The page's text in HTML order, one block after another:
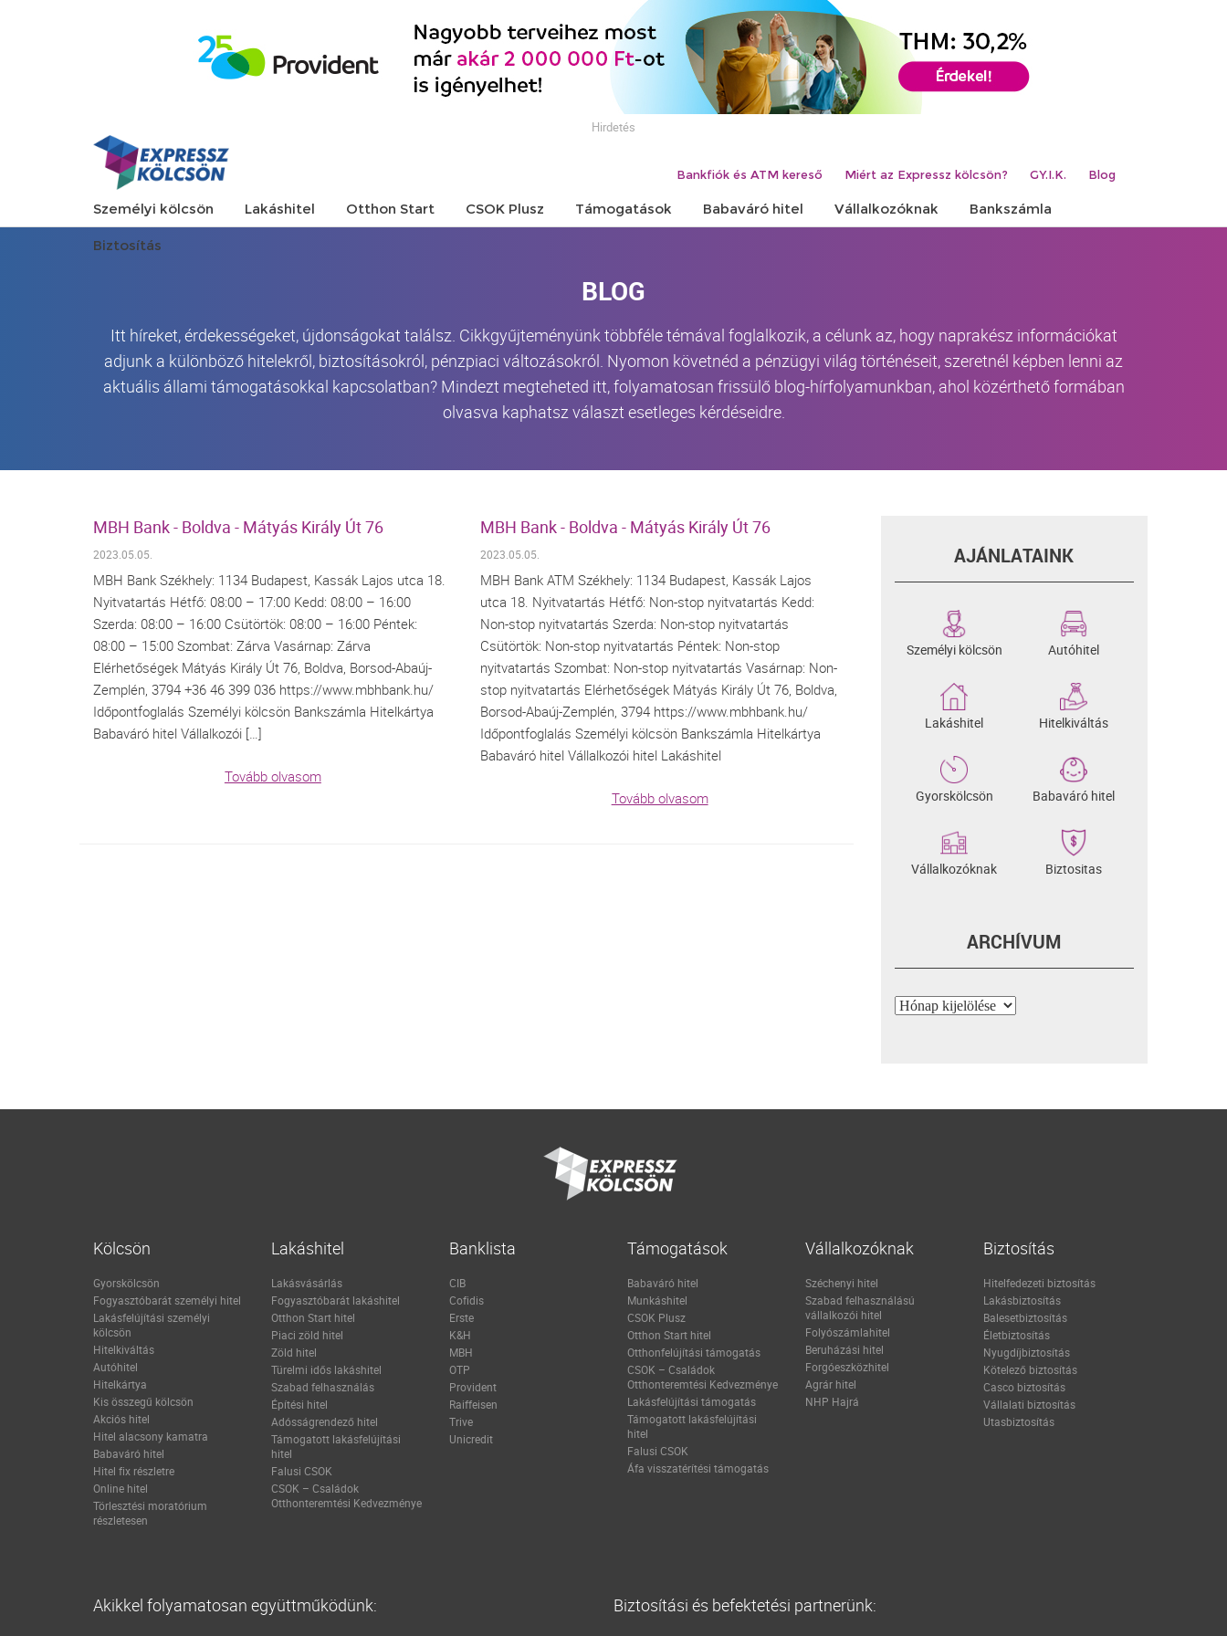
Hirdetés
Bankfiók és ATM kereső Miért az Expressz kölcsön? GY.I.K. Blog
Személyi kölcsön Lakáshitel Otthon Start CSOK Plusz Támogatások Babaváró hitel Vállalkozóknak Bankszámla
Biztosítás
BLOG
Itt híreket, érdekességeket, újdonságokat találsz. Cikkgyűjteményünk többféle témával foglalkozik, a célunk az, hogy naprakész információkat
adjunk a különböző hitelekről, biztosításokról, pénzpiaci változásokról. Nyomon követnéd a pénzügyi világ történéseit, szeretnél képben lenni az
aktuális állami támogatásokkal kapcsolatban? Mindezt megteheted itt, folyamatosan frissülő blog-hírfolyamunkban, ahol közérthető formában
olvasva kaphatsz választ esetleges kérdéseidre.
MBH Bank - Boldva - Mátyás Király Út 76
2023.05.05.
MBH Bank Székhely: 1134 Budapest, Kassák Lajos utca 18.
Nyitvatartás Hétfő: 08:00 – 17:00 Kedd: 08:00 – 16:00
Szerda: 08:00 – 16:00 Csütörtök: 08:00 – 16:00 Péntek:
08:00 – 15:00 Szombat: Zárva Vasárnap: Zárva
Elérhetőségek Mátyás Király Út 76, Boldva, Borsod-Abaúj-
Zemplén, 3794 +36 46 399 036 https://www.mbhbank.hu/
Időpontfoglalás Személyi kölcsön Bankszámla Hitelkártya
Babaváró hitel Vállalkozói […]
Tovább olvasom
MBH Bank - Boldva - Mátyás Király Út 76
2023.05.05.
MBH Bank ATM Székhely: 1134 Budapest, Kassák Lajos
utca 18. Nyitvatartás Hétfő: Non-stop nyitvatartás Kedd:
Non-stop nyitvatartás Szerda: Non-stop nyitvatartás
Csütörtök: Non-stop nyitvatartás Péntek: Non-stop
nyitvatartás Szombat: Non-stop nyitvatartás Vasárnap: Non-
stop nyitvatartás Elérhetőségek Mátyás Király Út 76, Boldva,
Borsod-Abaúj-Zemplén, 3794 https://www.mbhbank.hu/
Időpontfoglalás Személyi kölcsön Bankszámla Hitelkártya
Babaváró hitel Vállalkozói hitel Lakáshitel
Tovább olvasom
AJÁNLATAINK
Személyi kölcsön Autóhitel
Lakáshitel Hitelkiváltás
Gyorskölcsön Babaváró hitel
Vállalkozóknak Biztositas
ARCHÍVUM
Archívum
Kölcsön
Gyorskölcsön
Fogyasztóbarát személyi hitel
Lakásfelújítási személyi
kölcsön
Hitelkiváltás
Autóhitel
Hitelkártya
Kis összegű kölcsön
Akciós hitel
Hitel alacsony kamatra
Babaváró hitel
Hitel fix részletre
Online hitel
Törlesztési moratórium
részletesen
Lakáshitel
Lakásvásárlás
Fogyasztóbarát lakáshitel
Otthon Start hitel
Piaci zöld hitel
Zöld hitel
Türelmi idős lakáshitel
Szabad felhasználás
Építési hitel
Adósságrendező hitel
Támogatott lakásfelújítási
hitel
Falusi CSOK
CSOK – Családok
Otthonteremtési Kedvezménye
Banklista
CIB
Cofidis
Erste
K&H
MBH
OTP
Provident
Raiffeisen
Trive
Unicredit
Támogatások
Babaváró hitel
Munkáshitel
CSOK Plusz
Otthon Start hitel
Otthonfelújítási támogatás
CSOK – Családok
Otthonteremtési Kedvezménye
Lakásfelújítási támogatás
Támogatott lakásfelújítási
hitel
Falusi CSOK
Áfa visszatérítési támogatás
Vállalkozóknak
Széchenyi hitel
Szabad felhasználású
vállalkozói hitel
Folyószámlahitel
Beruházási hitel
Forgóeszközhitel
Agrár hitel
NHP Hajrá
Biztosítás
Hitelfedezeti biztosítás
Lakásbiztosítás
Balesetbiztosítás
Életbiztosítás
Nyugdíjbiztosítás
Kötelező biztosítás
Casco biztosítás
Vállalati biztosítás
Utasbiztosítás
Akikkel folyamatosan együttműködünk: Biztosítási és befektetési partnerünk: